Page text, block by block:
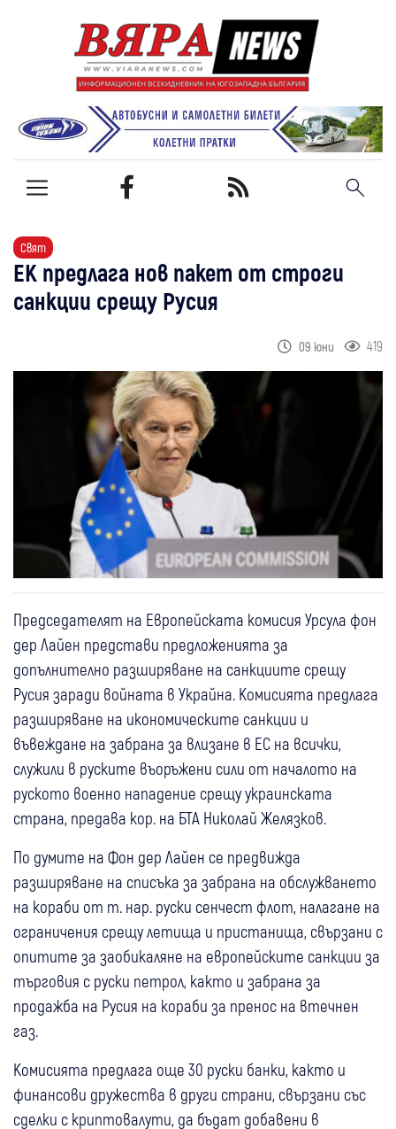
Свят
ЕК предлага нов пакет от строги
санкции срещу Русия
09 юни 419
Председателят на Европейската комисия Урсула фон
дер Лайен представи предложенията за
допълнително разширяване на санкциите срещу
Русия заради войната в Украйна. Комисията предлага
разширяване на икономическите санкции и
въвеждане на забрана за влизане в ЕС на всички,
служили в руските въоръжени сили от началото на
руското военно нападение срещу украинската
страна, предава кор. на БТА Николай Желязков.
По думите на Фон дер Лайен се предвижда
разширяване на списъка за забрана на обслужването
на кораби от т. нар. руски сенчест флот, налагане на
ограничения срещу летища и пристанища, свързани с
опитите за заобикаляне на европейските санкции за
търговия с руски петрол, както и забрана за
продажба на Русия на кораби за пренос на втечнен
газ.
Комисията предлага още 30 руски банки, както и
финансови дружества в други страни, свързани със
сделки с криптовалути, да бъдат добавени в